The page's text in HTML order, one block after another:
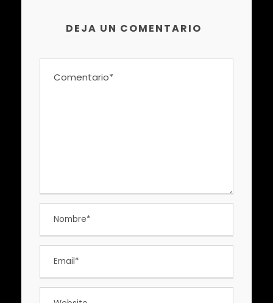
DEJA UN COMENTARIO